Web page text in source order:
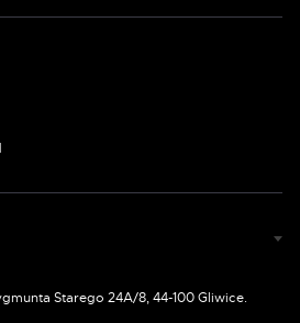
Starego 24A/8, 44-100 Gliwice.